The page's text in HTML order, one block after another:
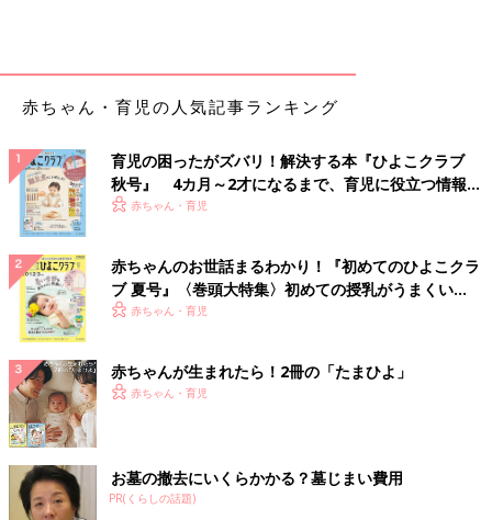
作り方
（1）もずくは塩抜きをして、流水で洗って、みじん切りにす
る。
（2）トマトは皮をむいて種を取り除き、粗みじん切りにする。
（3）小鍋に野菜スープ、（1）、（2）を入れて温める。沸騰し
たら溶き卵を加えて、卵に火が通るまで煮る。
枝豆じゃがいもだんご （離乳後期 9～11
カ月ごろ）
習にぴったりなサイズ「枝豆じゃがいもだんご
」 離乳食の副菜におすすめ。
●監修／太田百合子先生（管理栄養士）
赤ちゃん・育児の人気記事ランキング
育児の困ったがズバリ！解決する本『ひよこクラブ
秋号』 4カ月～2才になるまで、育児に役立つ情報が
いっぱい！
赤ちゃん・育児
赤ちゃんのお世話まるわかり！『初めてのひよこクラ
ブ 夏号』〈巻頭大特集〉初めての授乳がうまくい
く！ おっぱい・ミルクの基本と夏のトラブル 解決テ
赤ちゃん・育児
赤ちゃんが生まれたら！2冊の「たまひよ」
赤ちゃん・育児
お墓の撤去にいくらかかる？墓じまい費用
PR(くらしの話題)